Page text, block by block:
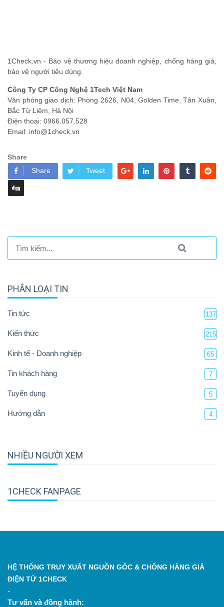
1Check.vn - Bảo vệ thương hiệu doanh nghiệp, chống hàng giả,
bảo vệ người tiêu dùng.
Công Ty CP Công Nghệ 1Tech Việt Nam
Văn phòng giao dịch: Phòng 2626, N04, Golden Time, Tân Xuân,
Bắc Từ Liêm, Hà Nội
Điện thoại: 0966.057.528
Email: info@1check.vn
Share
Share
Tweet
PHÂN LOẠI TIN
Tin tức 137
Kiến thức 215
Kinh tế - Doanh nghiệp 65
Tin khách hàng 7
Tuyển dụng 5
Hướng dẫn 4
NHIỀU NGƯỜI XEM
1CHECK FANPAGE
HỆ THỐNG TRUY XUẤT NGUỒN GỐC & CHỐNG HÀNG GIẢ
ĐIỆN TỬ 1CHECK
-
Tư vấn và đồng hành: